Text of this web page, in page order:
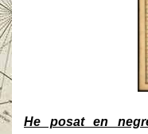
He posat en